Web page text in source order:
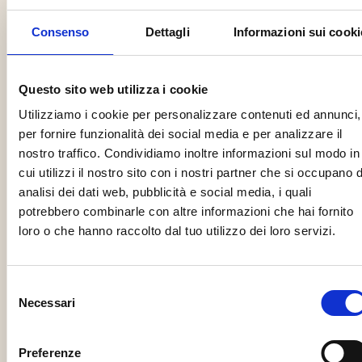
Consenso Dettagli Informazioni sui
Questo sito web utilizza i cookie
Utilizziamo i cookie per personalizzare contenuti ed annunci,
per fornire funzionalità dei social media e per analizzare il
nostro traffico. Condividiamo inoltre informazioni sul modo in
cui utilizzi il nostro sito con i nostri partner che si occupano
analisi dei dati web, pubblicità e social media, i quali
potrebbero combinarle con altre informazioni che hai fornito
loro o che hanno raccolto dal tuo utilizzo dei loro servizi.
delNecessari
Preferenze
immobiliari riservati COIMA Core Fund I e COIMA Core
Fund II, ha completato l’investimento in tre immobili di
pregio nel centro storico di Roma subentrando a Zurich e
Morgan Stanley come quotista di maggioranza e in
proprio come gestore del fondo alternativo
d’investimento immobiliare “Sapphire”, che ha in
portafoglio i tre trophy asset.
composto dai soci Alessandro de Botton e Maria Milano,
dall’associate Alessio Sini e dal trainee Filippo
Ghanaymi, per gli aspetti real estate, nonchè dal socio
Lorenzo Caruccio e dall'associate Davide D'Occhio in